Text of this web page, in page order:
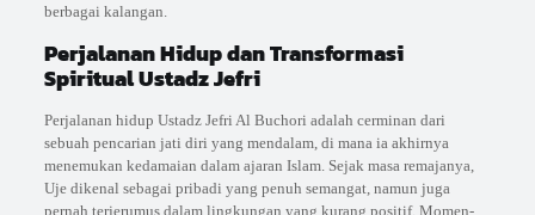
berbagai kalangan.
Perjalanan Hidup dan Transformasi
Spiritual Ustadz Jefri
Perjalanan hidup Ustadz Jefri Al Buchori adalah cerminan dari
sebuah pencarian jati diri yang mendalam, di mana ia akhirnya
menemukan kedamaian dalam ajaran Islam. Sejak masa remajanya,
Uje dikenal sebagai pribadi yang penuh semangat, namun juga
pernah terjerumus dalam lingkungan yang kurang positif. Momen-